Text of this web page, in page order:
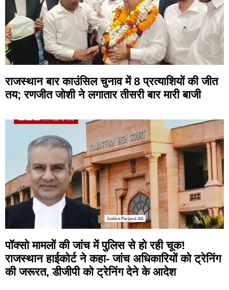
राजस्थान बार काउंसिल चुनाव में 8 प्रत्याशियों की जीत
तय; रणजीत जोशी ने लगातार तीसरी बार मारी बाजी
पॉक्सो मामलों की जांच में पुलिस से हो रही चूक!
राजस्थान हाईकोर्ट ने कहा- जांच अधिकारियों को ट्रेनिंग
की जरूरत, डीजीपी को ट्रेनिंग देने के आदेश